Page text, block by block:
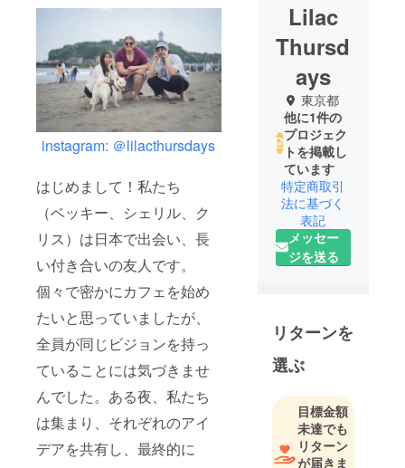
instagram: ＠lilacthursdays
はじめまして！私たち
（ベッキー、シェリル、ク
リス）は日本で出会い、長
い付き合いの友人です。
個々で密かにカフェを始め
たいと思っていましたが、
全員が同じビジョンを持っ
ていることには気づきませ
んでした。ある夜、私たち
は集まり、それぞれのアイ
デアを共有し、最終的に
Lilac
Thursd
ays
東京都
他に1件の
プロジェク
トを掲載し
ています
特定商取引
法に基づく
表記
メッセー
ジを送る
リターンを
選ぶ
目標金額
未達でも
リターン
が届きま